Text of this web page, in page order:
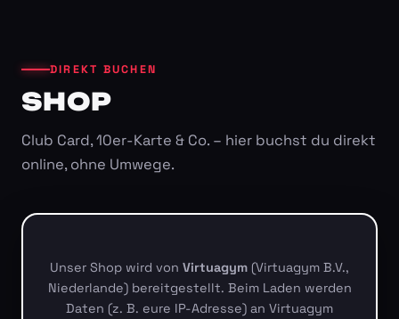
DIREKT BUCHEN
SHOP
Club Card, 10er-Karte & Co. – hier buchst du direkt
online, ohne Umwege.
Unser Shop wird von Virtuagym (Virtuagym B.V.,
Niederlande) bereitgestellt. Beim Laden werden
Daten (z. B. eure IP-Adresse) an Virtuagym